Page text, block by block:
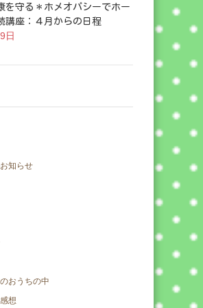
を守る＊ホメオパシーでホー
講座：４月からの日程
日
知らせ
おうちの中
想